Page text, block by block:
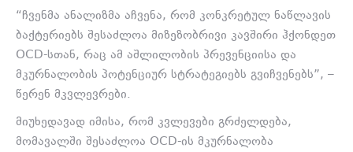
“ჩვენმა ანალიზმა აჩვენა, რომ კონკრეტულ ნაწლავის
ბაქტერიებს შესაძლოა მიზეზობრივი კავშირი ჰქონდეთ
OCD-სთან, რაც ამ აშლილობის პრევენციისა და
მკურნალობის პოტენციურ სტრატეგიებს გვიჩვენებს”, –
წერენ მკვლევრები.
მიუხედავად იმისა, რომ კვლევები გრძელდება,
მომავალში შესაძლოა OCD-ის მკურნალობა